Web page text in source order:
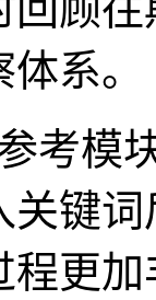
回顾
系。
考模
关键
程更加